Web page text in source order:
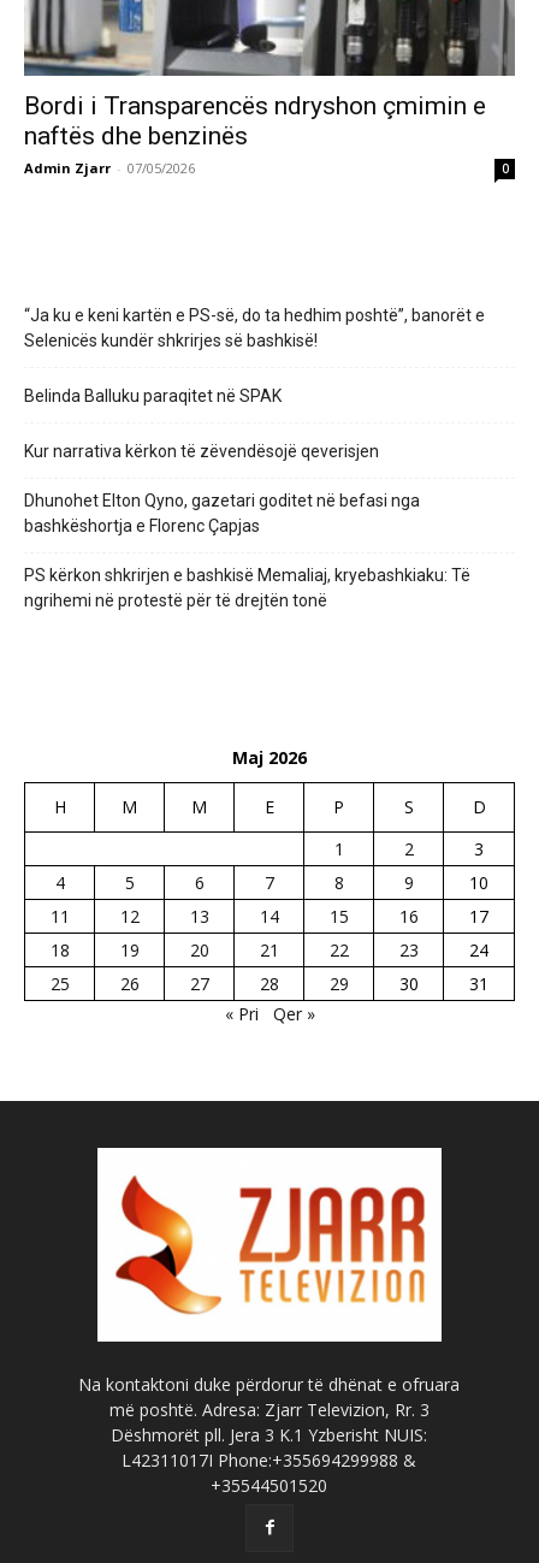
Bordi i Transparencës ndryshon çmimin e
naftës dhe benzinës
Admin Zjarr - 07/05/2026 0
“Ja ku e keni kartën e PS-së, do ta hedhim poshtë”, banorët e
Selenicës kundër shkrirjes së bashkisë!
Belinda Balluku paraqitet në SPAK
Kur narrativa kërkon të zëvendësojë qeverisjen
Dhunohet Elton Qyno, gazetari goditet në befasi nga
bashkëshortja e Florenc Çapjas
PS kërkon shkrirjen e bashkisë Memaliaj, kryebashkiaku: Të
ngrihemi në protestë për të drejtën tonë
Maj 2026
H M M E P S
D
1
2
3
4
5 6 7 8 9
10
11
12 13 14 15 16
17
18
19 20 21 22 23
24
25
26 27 28 29 30
31
« Pri
Qer »
Na kontaktoni duke përdorur të dhënat e ofruara
më poshtë. Adresa: Zjarr Televizion, Rr. 3
Dëshmorët pll. Jera 3 K.1 Yzberisht NUIS:
L42311017I Phone:+355694299988 &
+35544501520